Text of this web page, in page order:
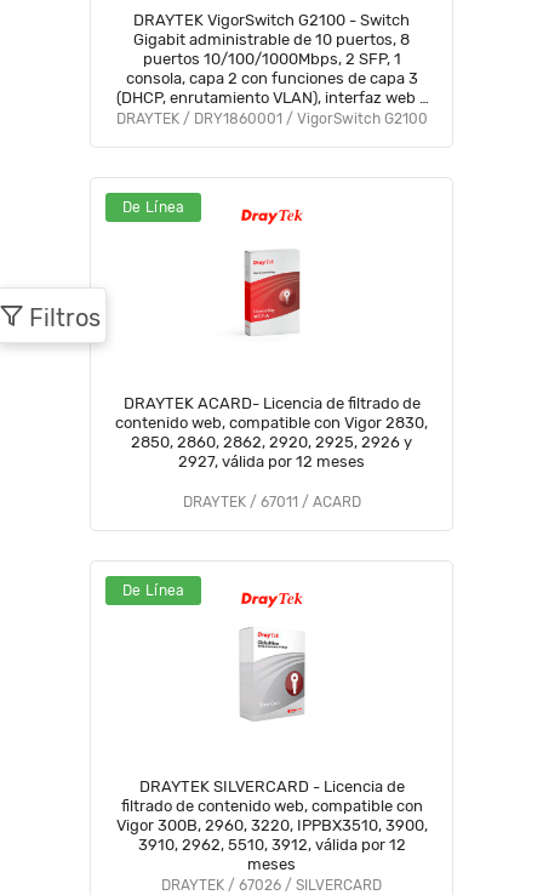
DRAYTEK VigorSwitch G2100 - Switch
Gigabit administrable de 10 puertos, 8
puertos 10/100/1000Mbps, 2 SFP, 1
consola, capa 2 con funciones de capa 3
(DHCP, enrutamiento VLAN), interfaz web y
prevención de conflictos IP
DRAYTEK / DRY1860001 / VigorSwitch G2100
De Línea
DRAYTEK ACARD- Licencia de filtrado de
contenido web, compatible con Vigor 2830,
2850, 2860, 2862, 2920, 2925, 2926 y
2927, válida por 12 meses
DRAYTEK / 67011 / ACARD
De Línea
DRAYTEK SILVERCARD - Licencia de
filtrado de contenido web, compatible con
Vigor 300B, 2960, 3220, IPPBX3510, 3900,
3910, 2962, 5510, 3912, válida por 12
meses
DRAYTEK / 67026 / SILVERCARD
Filtros